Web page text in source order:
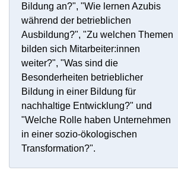
Bildung an?", "Wie lernen Azubis
während der betrieblichen
Ausbildung?", "Zu welchen Themen
bilden sich Mitarbeiter:innen
weiter?", "Was sind die
Besonderheiten betrieblicher
Bildung in einer Bildung für
nachhaltige Entwicklung?" und
"Welche Rolle haben Unternehmen
in einer sozio-ökologischen
Transformation?".